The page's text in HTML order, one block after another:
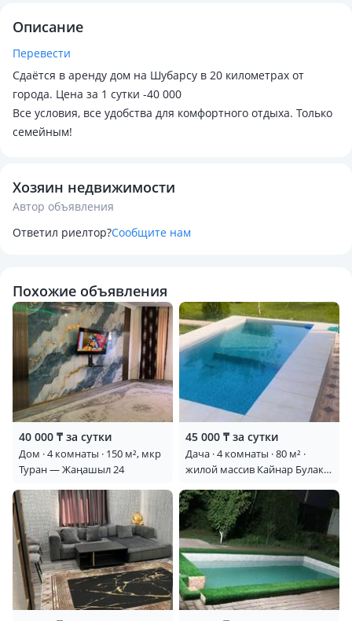
Описание
Перевести
Сдаётся в аренду дом на Шубарсу в 20 километрах от
города. Цена за 1 сутки -40 000
Все условия, все удобства для комфортного отдыха. Только
семейным!
Хозяин недвижимости
Автор объявления
Ответил риелтор?Сообщите нам
Похожие объявления
40 000 ₸ за сутки
Дом · 4 комнаты · 150 м², мкр
Туран — Жаңашыл 24
45 000 ₸ за сутки
Дача · 4 комнаты · 80 м² ·
жилой массив Кайнар Булак,